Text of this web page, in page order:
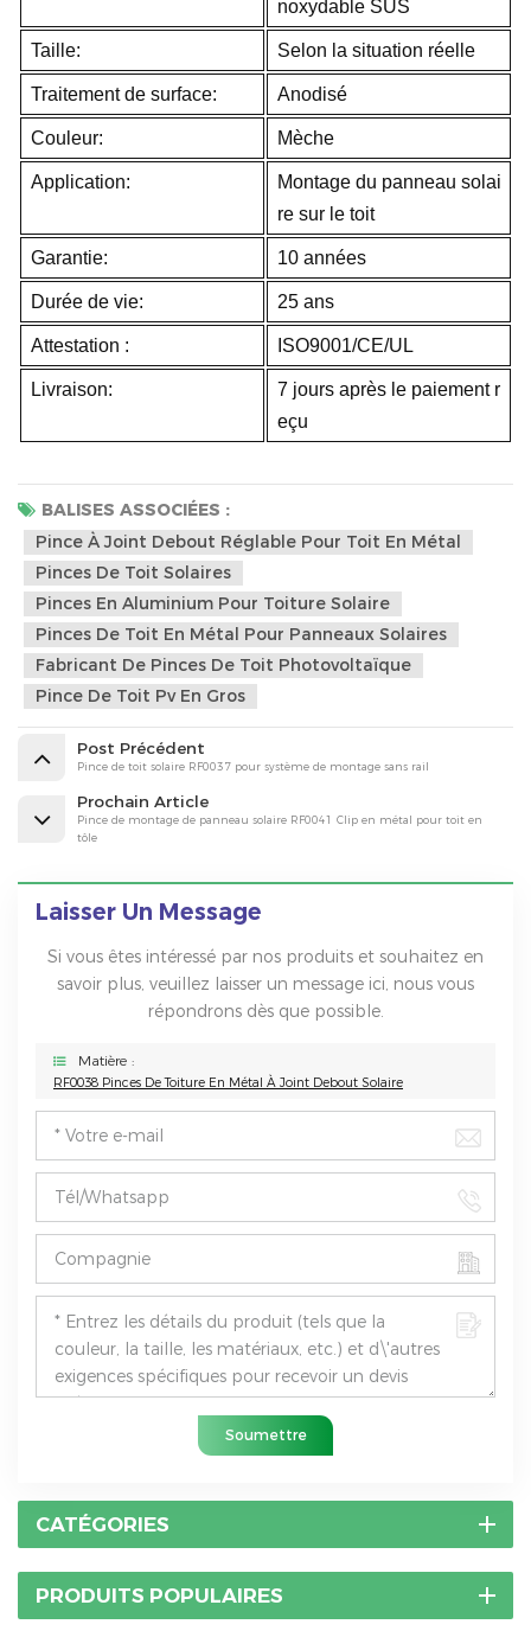
noxydable SUS
Taille: Selon la situation réelle
Traitement de surface: Anodisé
Couleur: Mèche
Application:
Montage du panneau solai
re sur le toit
Garantie: 10 années
Durée de vie: 25 ans
Attestation : ISO9001/CE/UL
Livraison:
7 jours après le paiement r
eçu
BALISES ASSOCIÉES :
Pince À Joint Debout Réglable Pour Toit En Métal
Pinces De Toit Solaires
Pinces En Aluminium Pour Toiture Solaire
Pinces De Toit En Métal Pour Panneaux Solaires
Fabricant De Pinces De Toit Photovoltaïque
Pince De Toit Pv En Gros
Post Précédent
Pince de toit solaire RF0037 pour système de montage sans rail
Prochain Article
Pince de montage de panneau solaire RF0041 Clip en métal pour toit en
tôle
Laisser Un Message
Si vous êtes intéressé par nos produits et souhaitez en
savoir plus, veuillez laisser un message ici, nous vous
répondrons dès que possible.
Matière :
RF0038 Pinces De Toiture En Métal À Joint Debout Solaire
Soumettre
CATÉGORIES
PRODUITS POPULAIRES